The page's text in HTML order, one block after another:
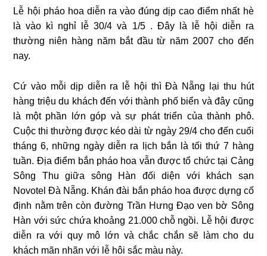
Lễ hội pháo hoa diễn ra vào đúng dịp cao điểm nhất hè
là vào kì nghỉ lễ 30/4 và 1/5 . Đây là lễ hội diễn ra
thường niên hàng năm bắt đầu từ năm 2007 cho đến
nay.
Cứ vào mỗi dịp diễn ra lễ hội thì Đà Nẵng lại thu hút
hàng triệu du khách đến với thành phố biển và đây cũng
là một phần lớn góp và sự phát triển của thành phô.
Cuộc thi thường được kéo dài từ ngày 29/4 cho đến cuối
tháng 6, những ngày diễn ra lịch bắn là tối thứ 7 hàng
tuần. Địa điểm bắn pháo hoa vẫn được tổ chức tại Cảng
Sông Thu giữa sông Hàn đối diện với khách sạn
Novotel Đà Nẵng. Khán đài bắn pháo hoa được dựng cố
định nằm trên còn đường Trần Hưng Đạo ven bờ Sông
Hàn với sức chứa khoảng 21.000 chỗ ngồi. Lễ hội được
diễn ra với quy mô lớn và chắc chắn sẽ làm cho du
khách mãn nhãn với lễ hôi sắc màu này.